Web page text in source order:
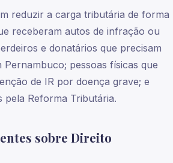
reduzir a carga tributária de forma
receberam autos de infração ou
e donatários que precisam
pessoas físicas que
de IR por doença grave; e
pela Reforma Tributária.
sobre Direito